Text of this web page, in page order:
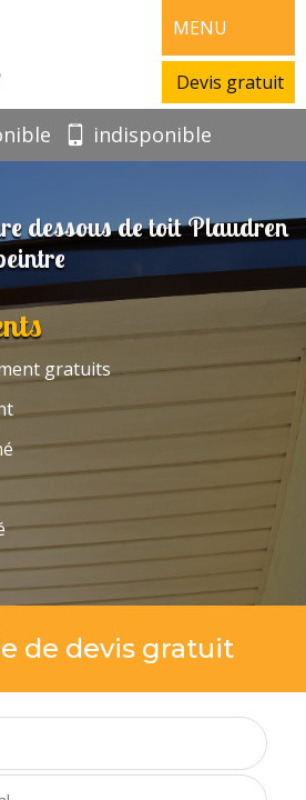
MENU
Devis gratuit
indisponible
dessous de toit Plaudren
gratuits
de devis gratuit